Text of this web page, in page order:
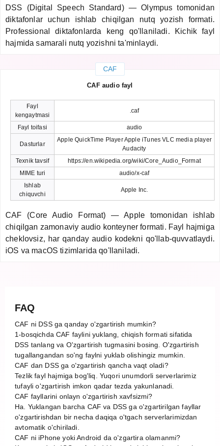
DSS (Digital Speech Standard) — Olympus tomonidan
diktafonlar uchun ishlab chiqilgan nutq yozish formati.
Professional diktafonlarda keng qo'llaniladi. Kichik fayl
hajmida samarali nutq yozishni ta'minlaydi.
CAF
CAF audio fayl
Fayl
kengaytmasi
.caf
Fayl toifasi audio
Dasturlar
Apple QuickTime Player Apple iTunes VLC media player
Audacity
Texnik tavsif
https://en.wikipedia.org/wiki/Core_Audio_Format
MIME turi
audio/x-caf
Ishlab
chiquvchi
Apple Inc.
CAF (Core Audio Format) — Apple tomonidan ishlab
chiqilgan zamonaviy audio konteyner formati. Fayl hajmiga
cheklovsiz, har qanday audio kodekni qo'llab-quvvatlaydi.
iOS va macOS tizimlarida qo'llaniladi.
FAQ
CAF ni DSS ga qanday o'zgartirish mumkin?
1-bosqichda CAF faylini yuklang, chiqish formati sifatida
DSS tanlang va O'zgartirish tugmasini bosing. O'zgartirish
tugallangandan so'ng faylni yuklab olishingiz mumkin.
CAF dan DSS ga o'zgartirish qancha vaqt oladi?
Tezlik fayl hajmiga bog'liq. Yuqori unumdorli serverlarimiz
tufayli o'zgartirish imkon qadar tezda yakunlanadi.
CAF fayllarini onlayn o'zgartirish xavfsizmi?
Ha. Yuklangan barcha CAF va DSS ga o'zgartirilgan fayllar
o'zgartirishdan bir necha daqiqa o'tgach serverlarimizdan
avtomatik o'chiriladi.
CAF ni iPhone yoki Android da o'zgartira olamanmi?